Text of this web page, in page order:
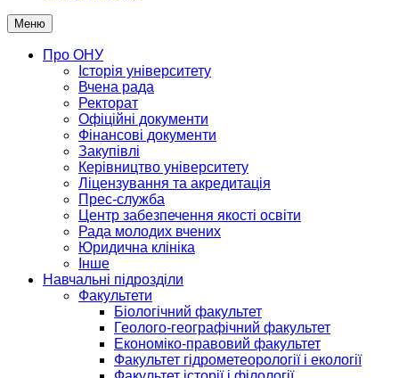
Меню
Про ОНУ
Історія університету
Вчена рада
Ректорат
Офіційні документи
Фінансові документи
Закупівлі
Керівництво університету
Ліцензування та акредитація
Прес-служба
Центр забезпечення якості освіти
Рада молодих вчених
Юридична клініка
Інше
Навчальні підрозділи
Факультети
Біологічний факультет
Геолого-географічний факультет
Економіко-правовий факультет
Факультет гідрометеорології і екології